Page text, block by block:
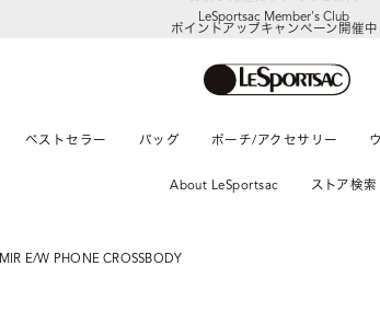
LeSportsac Member's Club
ポイントアップキャンペーン開催中
ベストセラー バッグ ポーチ/アクセサリー
About LeSportsac ストア検索
MIR E/W PHONE CROSSBODY